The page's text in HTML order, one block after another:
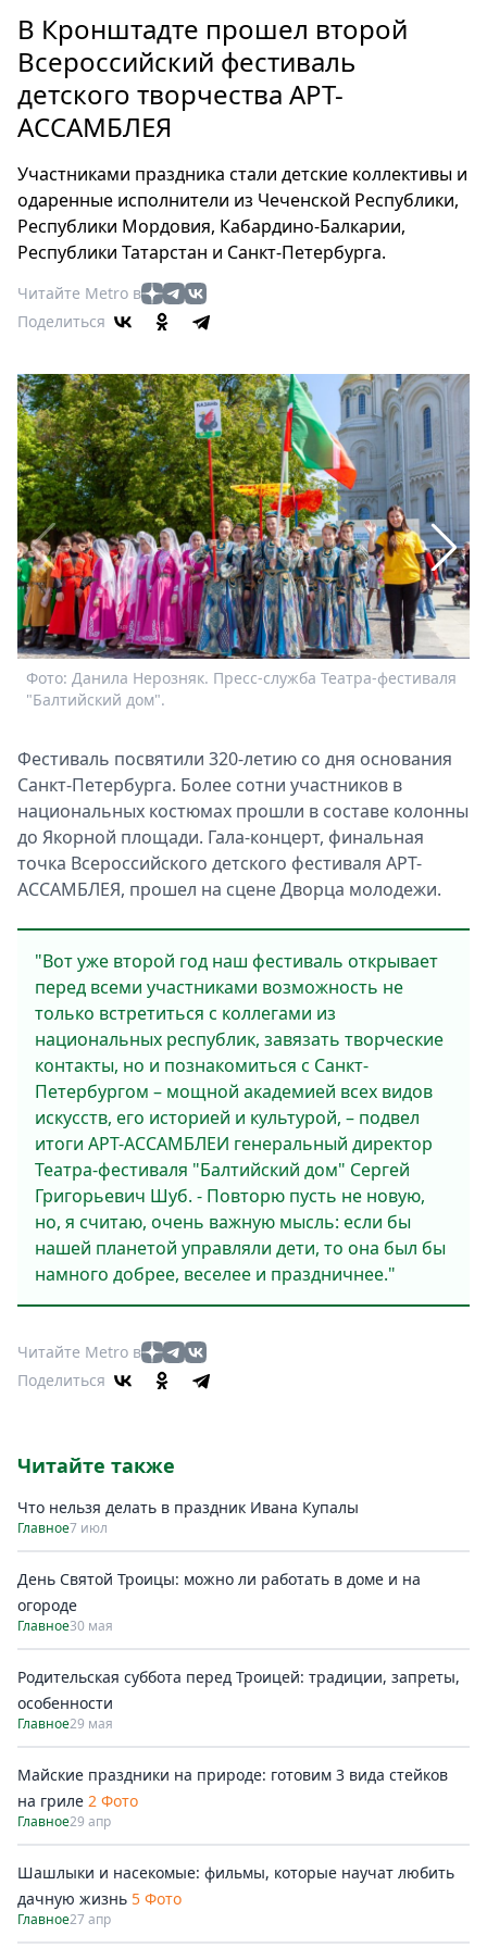
Россия
Мир
Здоровье
Еда
Мода
Театр
Кино
Книги
Выставки
релизы
О
Metro
Стримы
Спецпроекты
Звезды
Выборы
2026
Скачай
Metro
В Кронштадте прошел второй
Всероссийский фестиваль
детского творчества АРТ-
АССАМБЛЕЯ
Участниками праздника стали детские коллективы и
одаренные исполнители из Чеченской Республики,
Республики Мордовия, Кабардино-Балкарии,
Республики Татарстан и Санкт-Петербурга.
Читайте Metro в
Поделиться
Фото: Данила Нерозняк. Пресс-служба Театра-фестиваля
"Балтийский дом".
Фестиваль посвятили 320-летию со дня основания
Санкт-Петербурга. Более сотни участников в
национальных костюмах прошли в составе колонны
до Якорной площади. Гала-концерт, финальная
точка Всероссийского детского фестиваля АРТ-
АССАМБЛЕЯ, прошел на сцене Дворца молодежи.
"Вот уже второй год наш фестиваль открывает
перед всеми участниками возможность не
только встретиться с коллегами из
национальных республик, завязать творческие
контакты, но и познакомиться с Санкт-
Петербургом – мощной академией всех видов
искусств, его историей и культурой, – подвел
итоги АРТ-АССАМБЛЕИ генеральный директор
Театра-фестиваля "Балтийский дом" Сергей
Григорьевич Шуб. - Повторю пусть не новую,
но, я считаю, очень важную мысль: если бы
нашей планетой управляли дети, то она был бы
намного добрее, веселее и праздничнее."
Читайте Metro в
Поделиться
Читайте также
Что нельзя делать в праздник Ивана Купалы
Главное7 июл
День Святой Троицы: можно ли работать в доме и на
огороде
Главное30 мая
Родительская суббота перед Троицей: традиции, запреты,
особенности
Главное29 мая
Майские праздники на природе: готовим 3 вида стейков
на гриле 2 Фото
Главное29 апр
Шашлыки и насекомые: фильмы, которые научат любить
дачную жизнь 5 Фото
Главное27 апр